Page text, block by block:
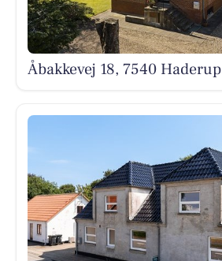
Åbakkevej 18, 7540 Haderup